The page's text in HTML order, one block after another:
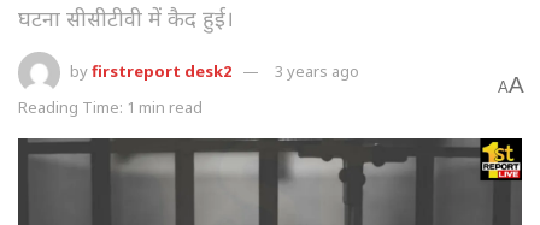
घटना सीसीटीवी में कैद हुई।
byfirstreport desk2
3 years ago
Reading Time: 1 min read
AA